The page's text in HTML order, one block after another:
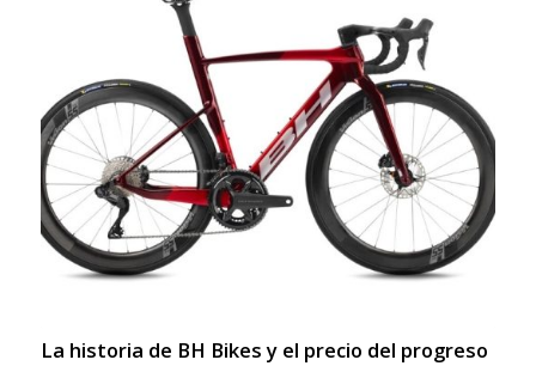
La historia de BH Bikes y el precio del progreso